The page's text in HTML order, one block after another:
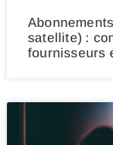
satellite) :
fournisseurs